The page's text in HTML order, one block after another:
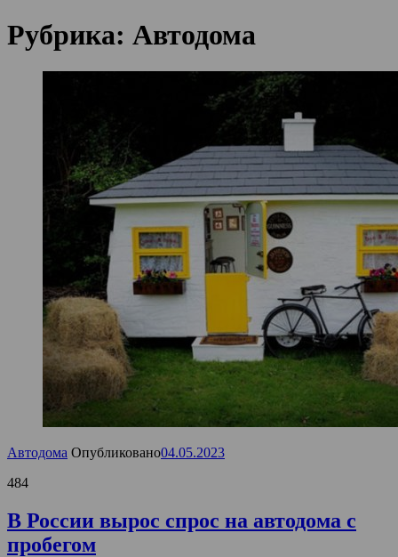
Рубрика: Автодома
Автодома Опубликовано04.05.2023
484
В России вырос спрос на автодома с
пробегом